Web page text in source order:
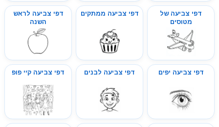
דפי צביעה של
מטוסים
דפי צביעה ממתקים
דפי צביעה לראש
השנה
דפי צביעה יפים דפי צביעה לבנים דפי צביעה קיי פופ